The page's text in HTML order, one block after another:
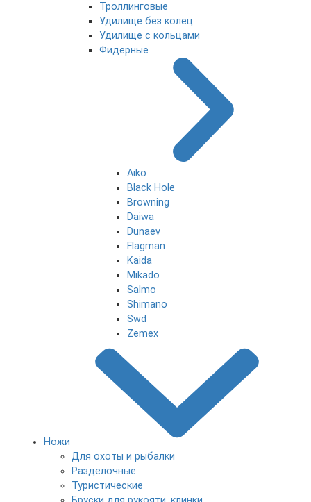
Троллинговые
Удилище без колец
Удилище с кольцами
Фидерные
Aiko
Black Hole
Browning
Daiwa
Dunaev
Flagman
Kaida
Mikado
Salmo
Shimano
Swd
Zemex
Ножи
Для охоты и рыбалки
Разделочные
Туристические